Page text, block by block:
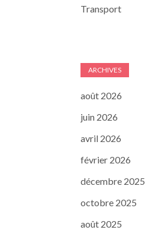
Transport
ARCHIVES
août 2026
juin 2026
avril 2026
février 2026
décembre 2025
octobre 2025
août 2025